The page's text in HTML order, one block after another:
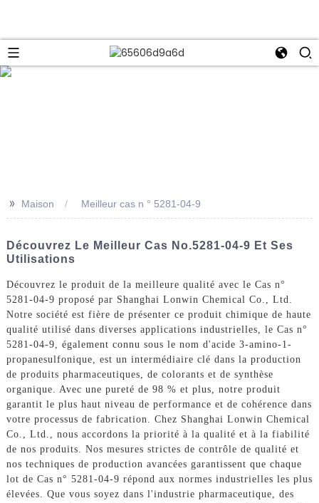
>> Maison Meilleur cas n ° 5281-04-9
Découvrez Le Meilleur Cas No.5281-04-9 Et Ses
Utilisations
Découvrez le produit de la meilleure qualité avec le Cas n°
5281-04-9 proposé par Shanghai Lonwin Chemical Co., Ltd.
Notre société est fière de présenter ce produit chimique de haute
qualité utilisé dans diverses applications industrielles, le Cas n°
5281-04-9, également connu sous le nom d'acide 3-amino-1-
propanesulfonique, est un intermédiaire clé dans la production
de produits pharmaceutiques, de colorants et de synthèse
organique. Avec une pureté de 98 % et plus, notre produit
garantit le plus haut niveau de performance et de cohérence dans
votre processus de fabrication. Chez Shanghai Lonwin Chemical
Co., Ltd., nous accordons la priorité à la qualité et à la fiabilité
de nos produits. Nos mesures strictes de contrôle de qualité et
nos techniques de production avancées garantissent que chaque
lot de Cas n° 5281-04-9 répond aux normes industrielles les plus
élevées. Que vous soyez dans l'industrie pharmaceutique, des